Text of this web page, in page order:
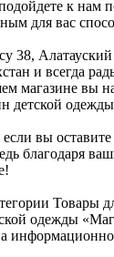
к нам
для вас
38,
и всегда
магазине вы
детской
вы
благодаря
Товары
одежды